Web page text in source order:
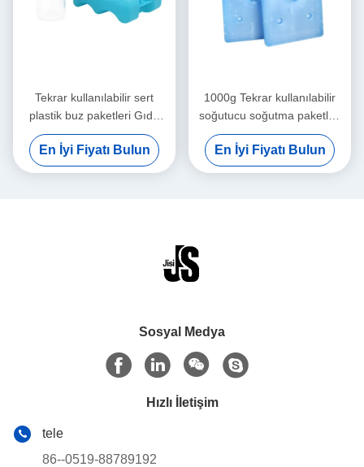
Tekrar kullanılabilir sert
plastik buz paketleri Gıda
sınıfı Dalga şekliyle Bira
konserveleri Dondurulmuş
gıdalar için
En İyi Fiyatı Bulun
1000g Tekrar kullanılabilir
soğutucu soğutma paketleri
Uzun süreli soğutma zinciri
taşımacılığı Dondurulmuş
gıdalar için
En İyi Fiyatı Bulun
Sosyal Medya
Hızlı İletişim
tele
86--0519-88789192